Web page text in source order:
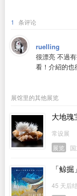
1 条评论
ruelling
很漂亮 不過
看！介紹的也
展馆里的其他展览
大地瑰
常设展
展览
「鲸
45 天后